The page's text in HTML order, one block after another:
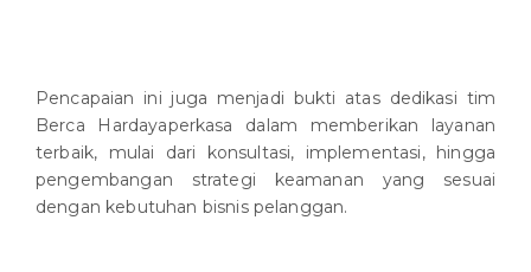
Pencapaian ini juga menjadi bukti atas dedikasi tim
Berca Hardayaperkasa dalam memberikan layanan
terbaik, mulai dari konsultasi, implementasi, hingga
pengembangan strategi keamanan yang sesuai
dengan kebutuhan bisnis pelanggan.